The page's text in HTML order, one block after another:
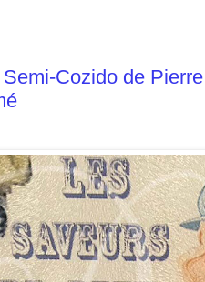
Cozido de